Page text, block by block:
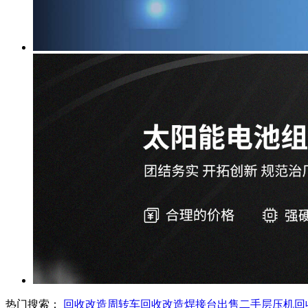
热门搜索： 回收改造周转车回收改造焊接台出售二手层压机